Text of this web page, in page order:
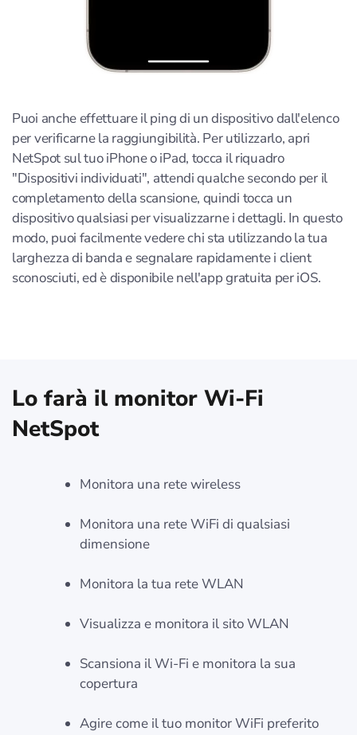
Puoi anche effettuare il ping di un dispositivo dall'elenco
per verificarne la raggiungibilità. Per utilizzarlo, apri
NetSpot sul tuo iPhone o iPad, tocca il riquadro
"Dispositivi individuati", attendi qualche secondo per il
completamento della scansione, quindi tocca un
dispositivo qualsiasi per visualizzarne i dettagli. In questo
modo, puoi facilmente vedere chi sta utilizzando la tua
larghezza di banda e segnalare rapidamente i client
sconosciuti, ed è disponibile nell'app gratuita per iOS.
Lo farà il monitor Wi-Fi
NetSpot
Monitora una rete wireless
Monitora una rete WiFi di qualsiasi
dimensione
Monitora la tua rete WLAN
Visualizza e monitora il sito WLAN
Scansiona il Wi-Fi e monitora la sua
copertura
Agire come il tuo monitor WiFi preferito